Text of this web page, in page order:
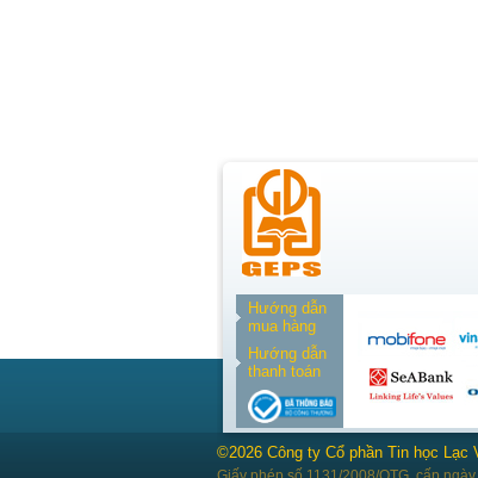
Hướng dẫn
mua hàng
Hướng dẫn
thanh toán
©2026 Công ty Cổ phần Tin học Lạc